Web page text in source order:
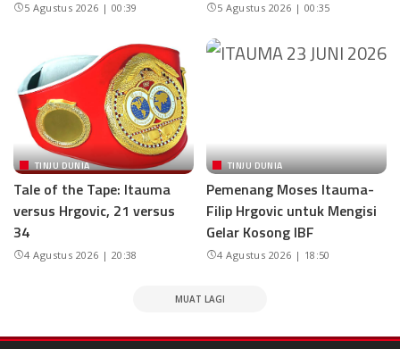
5 Agustus 2026 | 00:39 5 Agustus 2026 | 00:35
TINJU DUNIA
Tale of the Tape: Itauma
versus Hrgovic, 21 versus
34
4 Agustus 2026 | 20:38
TINJU DUNIA
Pemenang Moses Itauma-
Filip Hrgovic untuk Mengisi
Gelar Kosong IBF
4 Agustus 2026 | 18:50
MUAT LAGI